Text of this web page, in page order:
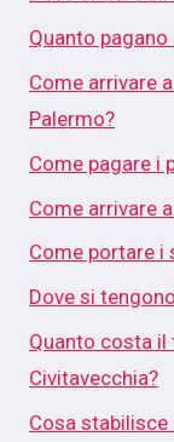
Quanto pagano
Come arrivare
Palermo?
Come pagare i
Come arrivare
Come portare i
Dove si
Quanto costa il
Civitavecchia?
Cosa stabilisce